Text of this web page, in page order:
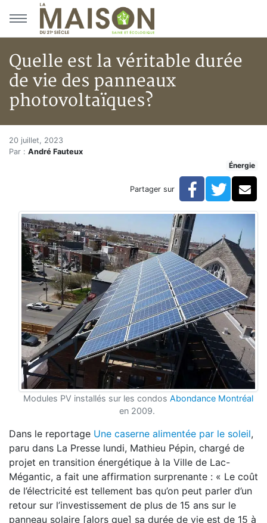
Aller au menu principal
Aller au contenu principal
Quelle est la véritable durée
de vie des panneaux
photovoltaïques?
Accueil
Articles
Quelle est la véritable durée de vie des panneaux
Quelle est la véritable durée
20 juillet, 2023
Par : André Fauteux
Énergie
Partager sur Facebook
Modules PV installés sur les condos Abondance Montréal
en 2009.
Dans le reportage Une caserne alimentée par le soleil,
paru dans La Presse lundi, Mathieu Pépin, chargé de
projet en transition énergétique à la Ville de Lac-
Mégantic, a fait une affirmation surprenante : « Le coût
de l’électricité est tellement bas qu’on peut parler d’un
retour sur l’investissement de plus de 15 ans sur le
panneau solaire [alors que] sa durée de vie est de 15 à